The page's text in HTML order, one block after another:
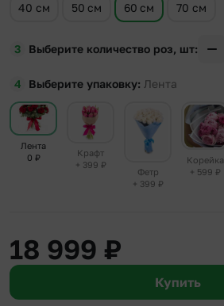
40 см 50 см 60 см 70 см
Выберите количество роз, шт
Выберите упаковку Лента
Лента
0 ₽
Крафт
+ 399 ₽
Фетр
+ 399 ₽
Корейка
+ 599 ₽
18 999 ₽
Купить